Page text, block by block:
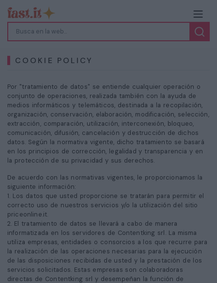
COOKIE POLICY
Por "tratamiento de datos" se entiende cualquier operación o
conjunto de operaciones, realizada también con la ayuda de
medios informáticos y telemáticos, destinada a la recopilación,
organización, conservación, elaboración, modificación, selección,
extracción, comparación, utilización, interconexión, bloqueo,
comunicación, difusión, cancelación y destrucción de dichos
datos. Según la normativa vigente, dicho tratamiento se basará
en los principios de corrección, legalidad y transparencia y en
la protección de su privacidad y sus derechos.
De acuerdo con las normativas vigentes, le proporcionamos la
siguiente información:
1. Los datos que usted proporcione se tratarán para permitir el
correcto uso de nuestros servicios y/o la utilización del sitio
priceonline.it.
2. El tratamiento de datos se llevará a cabo de manera
informatizada en los servidores de Contentking srl. La misma
utiliza empresas, entidades o consorcios a los que recurre para
la realización de las operaciones necesarias para la ejecución
de las disposiciones recibidas de usted y la prestación de los
servicios solicitados. Estas empresas son colaboradoras
directas de Contentking srl y desempeñan la función de